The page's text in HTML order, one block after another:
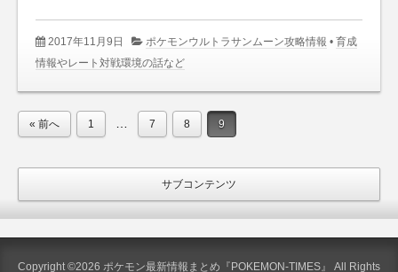
2017年11月9日 ポケモンウルトラサンムーン攻略情報 •育成
情報やレート対戦環境の話など
« 前へ 1 7 8 9
サブコンテンツ
Copyright ©2026 ポケモン最新情報まとめ『POKEMON-TIMES』 All Rights